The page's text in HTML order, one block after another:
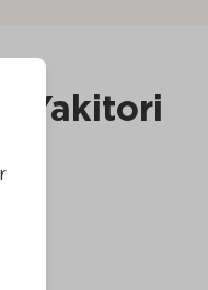
Wijnshop
Yakitori